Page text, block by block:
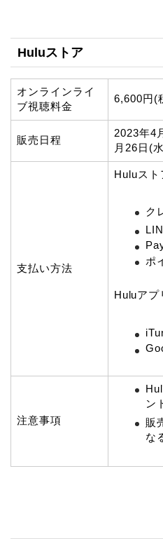
Huluストア
オンラインライ
ブ視聴料金
6,600円(
販売日程
2023年4
月26日(
支払い方法
Huluスト
ク
ポ
Huluアプ
注意事項
ン
販
な